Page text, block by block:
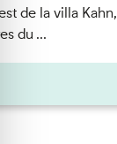
de la villa Kahn,
du ...